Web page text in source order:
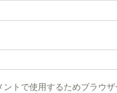
ントで使用するためブラウ